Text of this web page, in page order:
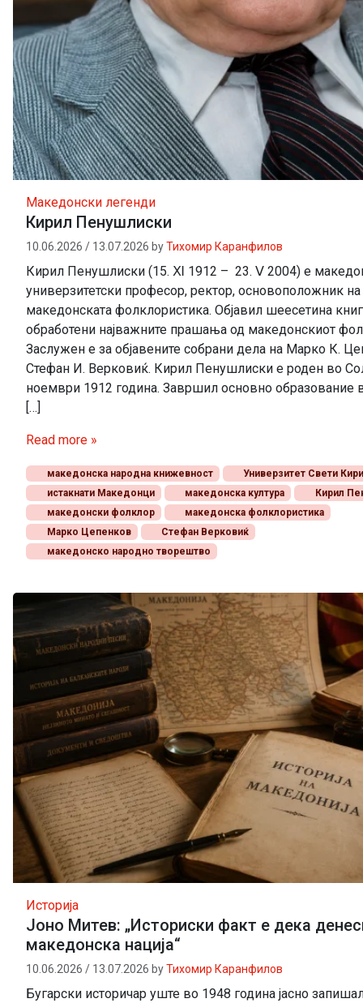
Македонски легенди
Кирил Пенушлиски
10.06.2026 / 13.07.2026 byТихомир Каранфилов
Кирил Пенушлиски (15. Ⅺ 1912 – 23. Ⅴ 2004) е
универзитетски професор, ректор, основоположник на
македонската фолклористика. Објавил шеесетина
обработени најважните прашања од македонскиот
Заслужен е за објавените собрани дела на Марко К.
Стефан И. Верковиќ. Кирил Пенушлиски е роден во
ноември 1912 година. Завршил основно образование
[…]
Read more »
македонска народна книжевност
Универзитет Свети
истакнати Македонци
македонска култура
Кирил
македонски фолклор
македонска фолклористика
Марко Цепенков
Стефан Верковиќ
македонско народно творештво
Историја
Јоно Митев: „Историски факт е дека
македонска нација“
10.06.2026 / 13.07.2026 byТихомир Каранфилов
Бугарски историчар уште во 1948 година јасно